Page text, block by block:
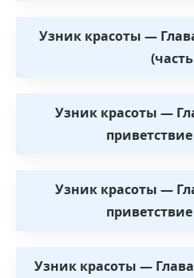
Узник красоты —
Узник красоты —
Узник красоты —
Узник красоты —